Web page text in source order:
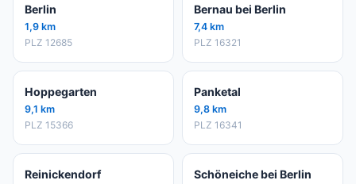
Berlin
1,9 km
PLZ 12685
Bernau bei Berlin
7,4 km
PLZ 16321
Hoppegarten
9,1 km
PLZ 15366
Panketal
9,8 km
PLZ 16341
Reinickendorf Schöneiche bei Berlin